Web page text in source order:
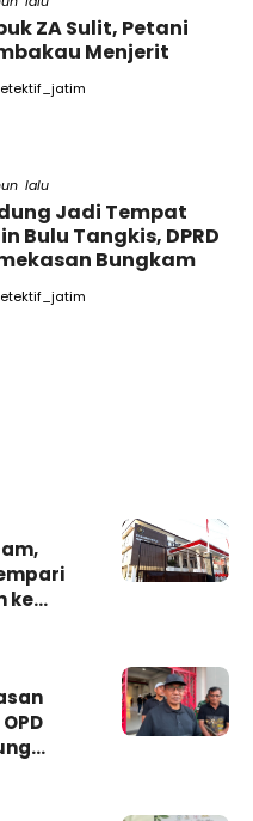
ZA Sulit, Petani
Menjerit
lalu
Jadi Tempat
Bulu Tangkis, DPRD
Bungkam
ke